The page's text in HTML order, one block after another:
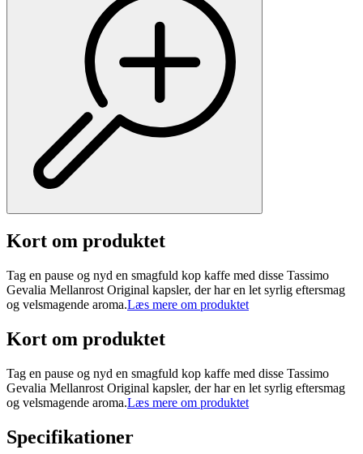
Kort om produktet
Tag en pause og nyd en smagfuld kop kaffe med disse Tassimo
Gevalia Mellanrost Original kapsler, der har en let syrlig eftersmag
og velsmagende aroma.Læs mere om produktet
Kort om produktet
Tag en pause og nyd en smagfuld kop kaffe med disse Tassimo
Gevalia Mellanrost Original kapsler, der har en let syrlig eftersmag
og velsmagende aroma.Læs mere om produktet
Specifikationer